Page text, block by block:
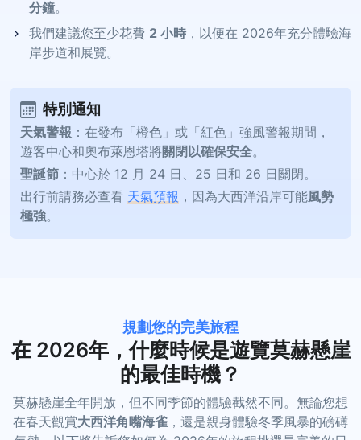
分鐘。
我們建議您至少花費 2 小時 ，以便在 2026年充分體驗海
岸步道和展覽。
特別通知
天氣警報 ：在發布「橙色」或「紅色」強風警報期間，
遊客中心和奧布萊恩塔將關閉以確保安全。
聖誕節 ：中心於 12 月 24 日、25 日和 26 日關閉。
出行前請務必查看 天氣預報 ，因為大西洋沿岸可能風勢
極強。
規劃您的完美旅程
在 2026年，什麼時候是遊覽莫赫懸崖
的最佳時機？
莫赫懸崖全年開放，但不同季節的體驗截然不同。無論您想
在春天觀賞大西洋角嘴海雀 ，還是親身體驗冬季風暴的磅礡